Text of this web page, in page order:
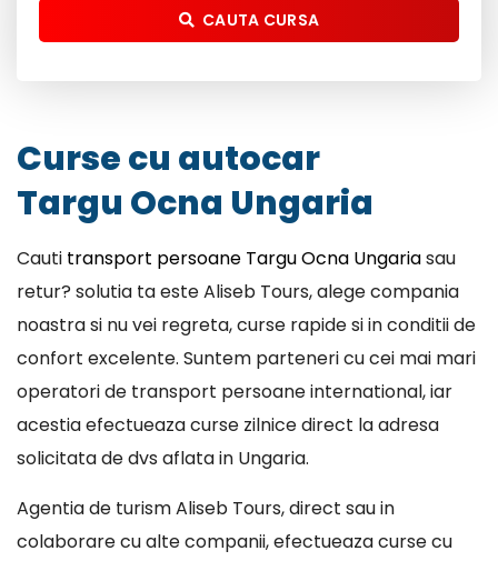
CAUTA CURSA
Curse cu autocar
Targu Ocna Ungaria
Cauti transport persoane Targu Ocna Ungariasau
retur? solutia ta este Aliseb Tours, alege compania
noastra si nu vei regreta, curse rapide si in conditii de
confort excelente. Suntem parteneri cu cei mai mari
operatori de transport persoane international, iar
acestia efectueaza curse zilnice direct la adresa
solicitata de dvs aflata in Ungaria.
Agentia de turism Aliseb Tours, direct sau in
colaborare cu alte companii, efectueaza curse cu